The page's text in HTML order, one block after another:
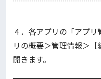
４．各アプリの「アプ
リの概要＞管理情報＞
開きます。